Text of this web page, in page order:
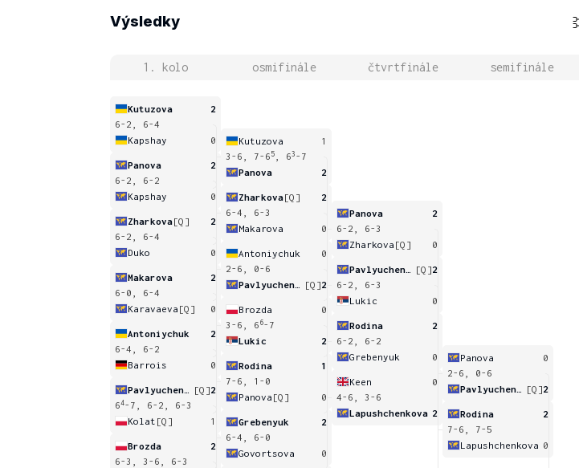
Výsledky
1. kolo osmifinále čtvrtfinále semifinále
Kutuzova
2
6-2, 6-4
Kapshay
0
Panova
2
6-2, 6-2
Kapshay
0
Zharkova[Q]
2
6-2, 6-4
Duko
0
Makarova
2
6-0, 6-4
Karavaeva [Q] 0
Antoniychuk
2
6-4, 6-2
Barrois
0
[Q]2
64-7, 6-2, 6-3
Kolat [Q] 1
Brozda
2
6-3, 3-6, 6-3
Kutuzova
1
3-6, 7-6 5 , 63 -7
Panova
2
Zharkova[Q]
2
6-4, 6-3
Makarova
0
Antoniychuk
0
2-6, 0-6
[Q]2
Brozda
0
3-6, 6 6-7
Lukic
2
Rodina
1
7-6, 1-0
Panova [Q] 0
Grebenyuk
2
6-4, 6-0
Govortsova
0
Panova
2
6-2, 6-3
Zharkova [Q] 0
[Q]2
6-2, 6-3
Lukic
0
Rodina
2
6-2, 6-2
Grebenyuk
0
Keen
0
4-6, 3-6
Lapushchenkova 2
Panova
0
2-6, 0-6
[Q]2
Rodina
2
7-6, 7-5
Lapushchenkova 0